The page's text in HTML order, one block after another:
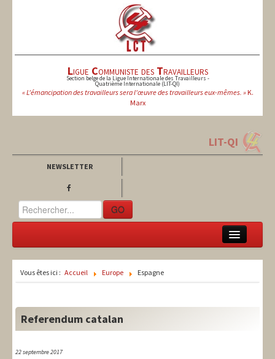
Ligue Communiste des Travailleurs
Section belge de la Ligue Internationale des Travailleurs -
Quatrième Internationale (LIT-QI)
« L'émancipation des travailleurs sera l'œuvre des travailleurs eux-mêmes. »K.
Marx
LIT-QI
NEWSLETTER
GO
Europe
Vous êtes ici : Accueil Europe Espagne
Referendum catalan
22 septembre 2017